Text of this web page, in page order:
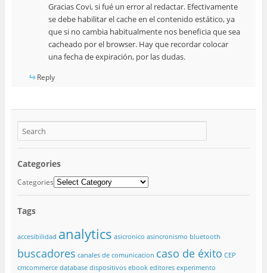
Gracias Covi, si fué un error al redactar. Efectivamente
se debe habilitar el cache en el contenido estático, ya
que si no cambia habitualmente nos beneficia que sea
cacheado por el browser. Hay que recordar colocar
una fecha de expiración, por las dudas.
Reply
Categories
Categories
Tags
accesibilidad analytics asicronico asincronismo bluetooth
buscadores canales de comunicacion caso de éxito CEP
cmcommerce database dispositivos ebook editores experimento